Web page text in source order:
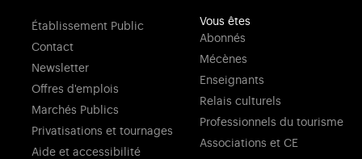
Établissement Public
Contact
Newsletter
Offres d'emplois
Marchés Publics
Privatisations et tournages
Aide et accessibilité
Vous êtes
Abonnés
Mécènes
Enseignants
Relais culturels
Professionnels du tourisme
Associations et CE